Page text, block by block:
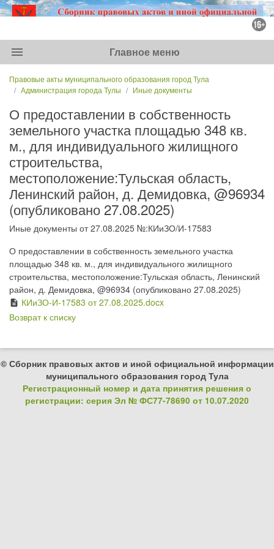
menu Главное меню
Правовые акты муниципального образования город Тула
Администрация города Тулы
Иные документы
О предоставлении в собственность
земельного участка площадью 348 кв.
м., для индивидуального жилищного
строительства,
местоположение:Тульская область,
Ленинский район, д. Демидовка, @96934
(опубликовано 27.08.2025)
Иные документы от 27.08.2025 №:КИиЗО/И-17583
О предоставлении в собственность земельного участка
площадью 348 кв. м., для индивидуального жилищного
строительства, местоположение:Тульская область, Ленинский
район, д. Демидовка, @96934 (опубликовано 27.08.2025)
description КИиЗО-И-17583 от 27.08.2025.docx
Возврат к списку
© Сборник правовых актов и иной официальной информации
муниципального образования город Тула
Регистрационный номер и дата принятия решения о
регистрации: серия Эл № ФС77-78690 от 10.07.2020